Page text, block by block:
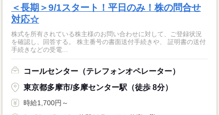
＜長期＞9/1スタート！平日のみ！株の問合せ
対応☆
株式を所有されている株主様のお問い合わせに対して、ご登録状況
を確認し、回答する。 株主番号の書面送付手続きや、 証明書の送付
手続きなどの受電...
コールセンター（テレフォンオペレーター）
東京都多摩市/多摩センター駅（徒歩 8分）
時給1,700円～